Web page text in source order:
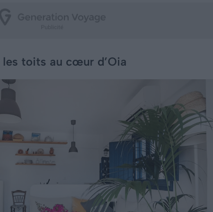
toits au cœur d’Oia